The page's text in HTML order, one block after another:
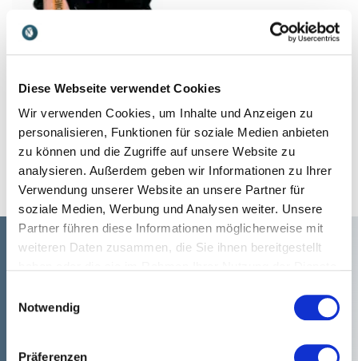
Diese Webseite verwendet Cookies
Wir verwenden Cookies, um Inhalte und Anzeigen zu
personalisieren, Funktionen für soziale Medien anbieten
zu können und die Zugriffe auf unsere Website zu
analysieren. Außerdem geben wir Informationen zu Ihrer
Verwendung unserer Website an unsere Partner für
soziale Medien, Werbung und Analysen weiter. Unsere
Partner führen diese Informationen möglicherweise mit
weiteren Daten zusammen, die Sie ihnen bereitgestellt
Notwendig
Präferenzen
Führender Experte für
Zukunftsplanung, digitale
Kommunikation und
Zeitmanagement in der
Baubranche zeigt Ihnen, wie
Sie Ihren Erfolg im
Handwerksunternehmen
steigern.